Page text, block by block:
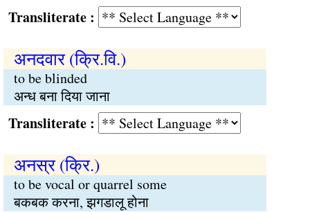
:
अनदवार (क्रि.वि.)
to be blinded
अन्ध बना दिया जाना
:
अनस्र (क्रि.)
to be vocal or quarrel some
बकबक करना, झगडालू होना